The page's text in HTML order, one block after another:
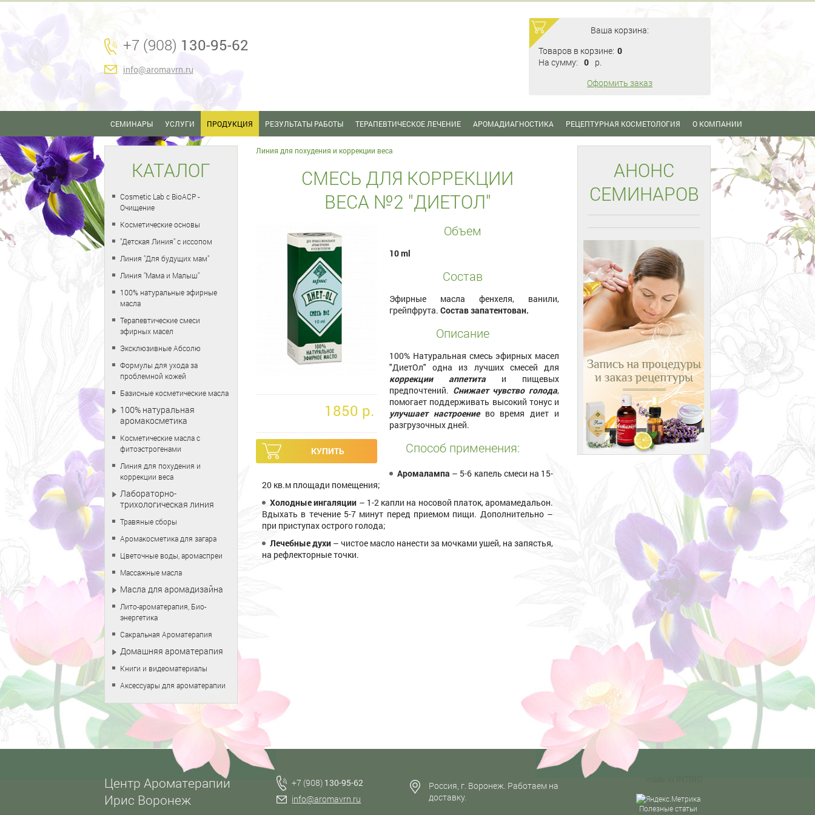
+7 (908) 130-95-62
info@aromavrn.ru
Ваша корзина:
Товаров в корзине: 0
На сумму: 0 p.
Оформить заказ
СЕМИНАРЫ УСЛУГИ ПРОДУКЦИЯ РЕЗУЛЬТАТЫ РАБОТЫ ТЕРАПЕВТИЧЕСКОЕ ЛЕЧЕНИЕ АРОМАДИАГНОСТИКА РЕЦЕПТУРНАЯ КОСМЕТОЛОГИЯ О КОМПАНИИ
Линия для похудения и коррекции веса
СМЕСЬ ДЛЯ КОРРЕКЦИИ
ВЕСА №2 "ДИЕТОЛ"
1850 p.
Объем
10 ml
Состав
Эфирные масла фенхеля, ванили,
грейпфрута. Состав запатентован.
Описание
100% Натуральная смесь эфирных масел
"ДиетОл" одна из лучших смесей для
коррекции аппетита и пищевых
предпочтений. Снижает чувство голода,
помогает поддерживать высокий тонус и
улучшает настроение во время диет и
разгрузочных дней.
Способ применения:
Аромалампа – 5-6 капель смеси на 15-
20 кв.м площади помещения;
Холодные ингаляции – 1-2 капли на носовой платок, аромамедальон.
Вдыхать в течение 5-7 минут перед приемом пищи. Дополнительно –
при приступах острого голода;
Лечебные духи – чистое масло нанести за мочками ушей, на запястья,
на рефлекторные точки.
КАТАЛОГ
Cosmetic Lab с BioACP -
Очищение
Косметические основы
"Детская Линия" с иссопом
Линия "Для будущих мам"
Линия "Мама и Малыш"
100% натуральные эфирные
масла
Терапевтические смеси
эфирных масел
Эксклюзивные Абсолю
Формулы для ухода за
проблемной кожей
Базисные косметические масла
100% натуральная
аромакосметика
Косметические масла с
фитоэстрогенами
Линия для похудения и
коррекции веса
Лабораторно-
трихологическая линия
Травяные сборы
Аромакосметика для загара
Цветочные воды, аромаспреи
Массажные масла
Масла для аромадизайна
Лито-ароматерапия, Био-
энергетика
Сакральная Ароматерапия
Домашняя ароматерапия
Книги и видеоматериалы
Аксессуары для ароматерапии
АНОНС
СЕМИНАРОВ
Центр Ароматерапии
Ирис Воронеж
+7 (908) 130-95-62
info@aromavrn.ru
Россия, г. Воронеж. Работаем на
доставку.
Полезные статьи